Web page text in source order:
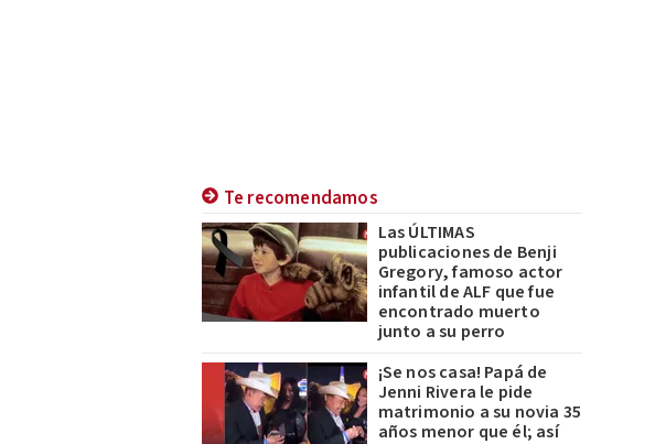
Te recomendamos
Las ÚLTIMAS
publicaciones de Benji
Gregory, famoso actor
infantil de ALF que fue
encontrado muerto
junto a su perro
¡Se nos casa! Papá de
Jenni Rivera le pide
matrimonio a su novia 35
años menor que él; así